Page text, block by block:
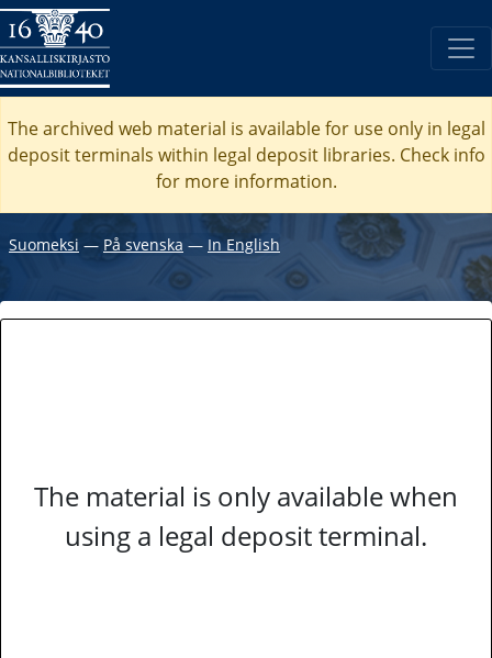
The archived web material is available for use only in legal
deposit terminals within legal deposit libraries. Check info
for more information.
Suomeksi ― På svenska ― In English
The material is only available when
using a legal deposit terminal.